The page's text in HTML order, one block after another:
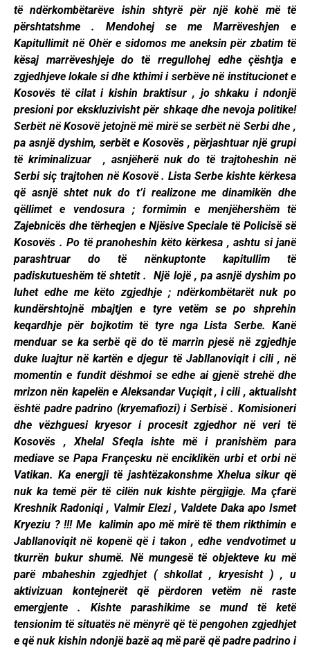
të ndërkombëtarëve ishin shtyrë për një kohë më të
përshtatshme . Mendohej se me Marrëveshjen e
Kapitullimit në Ohër e sidomos me aneksin për zbatim të
kësaj marrëveshjeje do të rregullohej edhe çështja e
zgjedhjeve lokale si dhe kthimi i serbëve në institucionet e
Kosovës të cilat i kishin braktisur , jo shkaku i ndonjë
presioni por ekskluzivisht për shkaqe dhe nevoja politike!
Serbët në Kosovë jetojnë më mirë se serbët në Serbi dhe ,
pa asnjë dyshim, serbët e Kosovës , përjashtuar një grupi
të kriminalizuar , asnjëherë nuk do të trajtoheshin në
Serbi siç trajtohen në Kosovë . Lista Serbe kishte kërkesa
që asnjë shtet nuk do t’i realizone me dinamikën dhe
qëllimet e vendosura ; formimin e menjëhershëm të
Zajebnicës dhe tërheqjen e Njësive Speciale të Policisë së
Kosovës . Po të pranoheshin këto kërkesa , ashtu si janë
parashtruar do të nënkuptonte kapitullim të
padiskutueshëm të shtetit . Një lojë , pa asnjë dyshim po
luhet edhe me këto zgjedhje ; ndërkombëtarët nuk po
kundërshtojnë mbajtjen e tyre vetëm se po shprehin
keqardhje për bojkotim të tyre nga Lista Serbe. Kanë
menduar se ka serbë që do të marrin pjesë në zgjedhje
duke luajtur në kartën e djegur të Jabllanoviqit i cili , në
momentin e fundit dëshmoi se edhe ai gjenë strehë dhe
mrizon nën kapelën e Aleksandar Vuçiqit , i cili , aktualisht
është padre padrino (kryemafiozi) i Serbisë . Komisioneri
dhe vëzhguesi kryesor i procesit zgjedhor në veri të
Kosovës , Xhelal Sfeqla ishte më i pranishëm para
mediave se Papa Françesku në enciklikën urbi et orbi në
Vatikan. Ka energji të jashtëzakonshme Xhelua sikur që
nuk ka temë për të cilën nuk kishte përgjigje. Ma çfarë
Kreshnik Radoniqi , Valmir Elezi , Valdete Daka apo Ismet
Kryeziu ? !!! Me kalimin apo më mirë të them rikthimin e
Jabllanoviqit në kopenë që i takon , edhe vendvotimet u
tkurrën bukur shumë. Në mungesë të objekteve ku më
parë mbaheshin zgjedhjet ( shkollat , kryesisht ) , u
aktivizuan kontejnerët që përdoren vetëm në raste
emergjente . Kishte parashikime se mund të ketë
tensionim të situatës në mënyrë që të pengohen zgjedhjet
e që nuk kishin ndonjë bazë aq më parë që padre padrino i